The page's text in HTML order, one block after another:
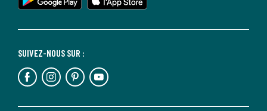
SUIVEZ-NOUS SUR :